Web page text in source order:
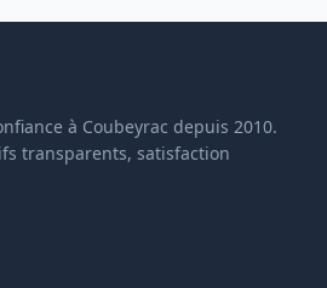
à Coubeyrac depuis 2010.
transparents, satisfaction